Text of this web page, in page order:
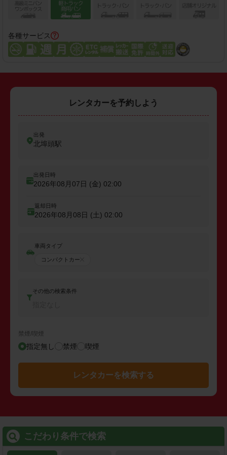
各種サービス
レンタカーを予約しよう
出発
北埠頭駅
出発日時
2026年08月07日 (金) 02:00
返却日時
2026年08月08日 (土) 02:00
車両タイプ
コンパクトカー
その他の検索条件
禁煙/喫煙
指定無し 禁煙 喫煙
レンタカーを検索する
こだわり条件で検索